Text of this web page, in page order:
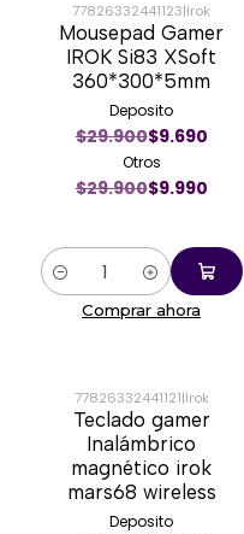
-67%
77826332441123|Irok
Mousepad Gamer
IROK Si83 XSoft
360*300*5mm
Deposito
$29.900$9.690
Otros
$29.900$9.990
Cantidad
Comprar ahora
-37%
77826332441121|Irok
Teclado gamer
Inalámbrico
magnético irok
mars68 wireless
Deposito